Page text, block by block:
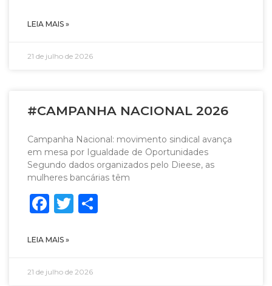
LEIA MAIS »
21 de julho de 2026
#CAMPANHA NACIONAL 2026
Campanha Nacional: movimento sindical avança
em mesa por Igualdade de Oportunidades
Segundo dados organizados pelo Dieese, as
mulheres bancárias têm
Facebook
Twitter
LEIA MAIS »
21 de julho de 2026